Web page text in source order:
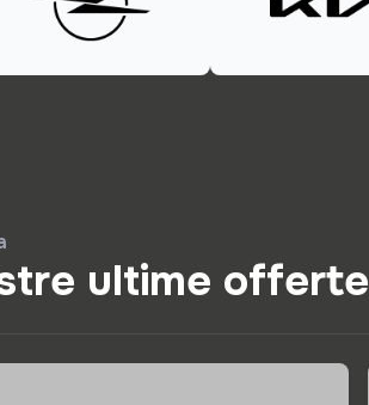
ultime offerte